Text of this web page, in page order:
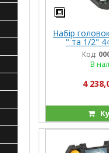
Набір
" та 1/2"
INGCO
Код:
В
4